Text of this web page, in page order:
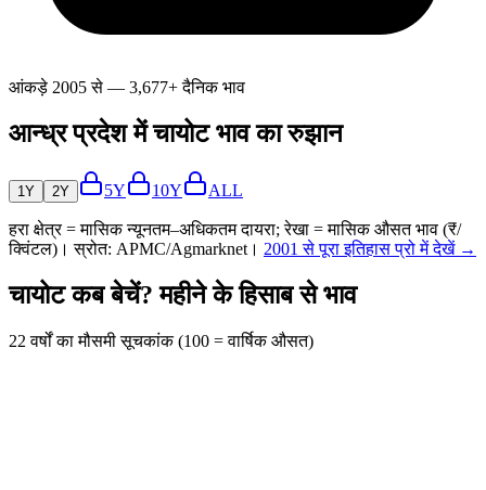
आंकड़े 2005 से — 3,677+ दैनिक भाव
आन्ध्र प्रदेश में चायोट भाव का रुझान
1Y 2Y 5Y 10Y ALL
हरा क्षेत्र = मासिक न्यूनतम–अधिकतम दायरा; रेखा = मासिक औसत भाव (₹/
क्विंटल)। स्रोत: APMC/Agmarknet। 2001 से पूरा इतिहास प्रो में देखें →
चायोट कब बेचें? महीने के हिसाब से भाव
22 वर्षों का मौसमी सूचकांक (100 = वार्षिक औसत)